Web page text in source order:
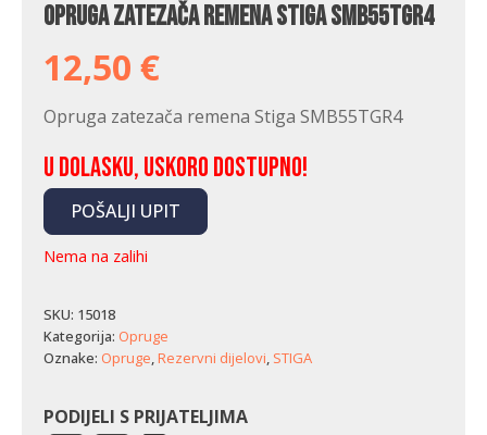
Opruga zatezača remena Stiga SMB55TGR4
12,50 €
Opruga zatezača remena Stiga SMB55TGR4
U dolasku, uskoro dostupno!
POŠALJI UPIT
Nema na zalihi
SKU: 15018
Kategorija: Opruge
Oznake: Opruge,Rezervni dijelovi, STIGA
PODIJELI S PRIJATELJIMA